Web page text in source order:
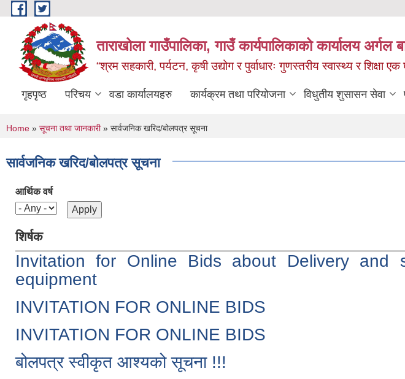
Skip to main content
ताराखोला गाउँपालिका, गाउँ कार्यपालिकाको कार्यालय
“श्रम सहकारी, पर्यटन, कृषी उद्योग र पुर्वाधारः गुणस्तरीय स्वास्थ्य र शिक्षा
गृहपृष्ठ परिचय वडा कार्यालयहरु कार्यक्रम तथा परियोजना विधुतीय शुसासन सेवा
You are here
Home » सूचना तथा जानकारी» सार्वजनिक खरिद/बोलपत्र सूचना
सार्वजनिक खरिद/बोलपत्र सूचना
आर्थिक वर्ष
शिर्षक
Invitation for Online Bids about Delivery and
equipment
INVITATION FOR ONLINE BIDS
INVITATION FOR ONLINE BIDS
बोलपत्र स्वीकृत आश्यको सूचना !!!